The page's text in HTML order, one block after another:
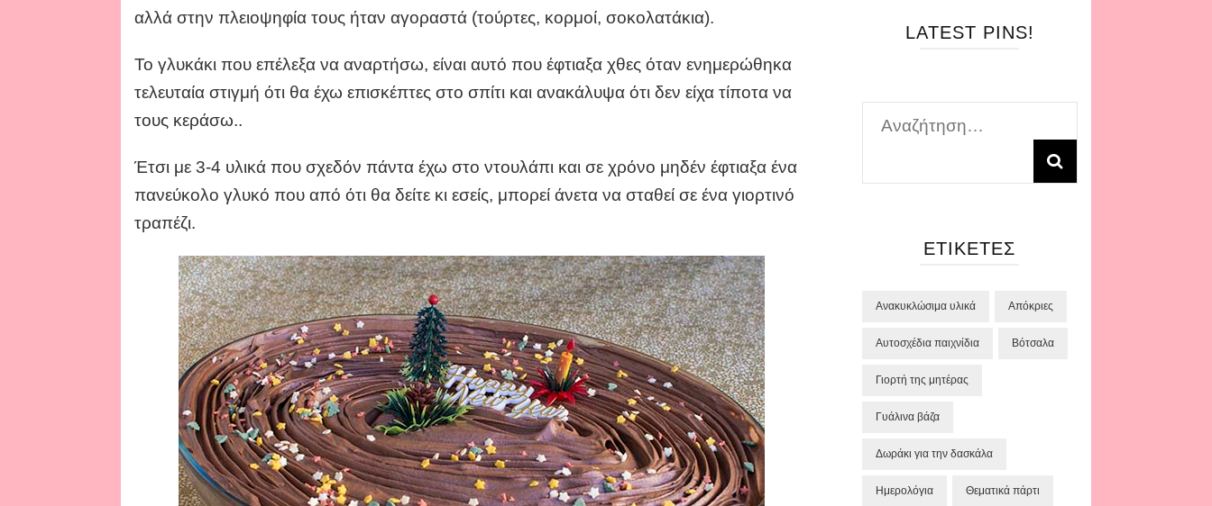
αλλά στην πλειοψηφία τους ήταν αγοραστά (τούρτες, κορμοί, σοκολατάκια).
Το γλυκάκι που επέλεξα να αναρτήσω, είναι αυτό που έφτιαξα χθες όταν ενημερώθηκα
τελευταία στιγμή ότι θα έχω επισκέπτες στο σπίτι και ανακάλυψα ότι δεν είχα τίποτα να
τους κεράσω..
Έτσι με 3-4 υλικά που σχεδόν πάντα έχω στο ντουλάπι και σε χρόνο μηδέν έφτιαξα ένα
πανεύκολο γλυκό που από ότι θα δείτε κι εσείς, μπορεί άνετα να σταθεί σε ένα γιορτινό
τραπέζι.
LATEST PINS!
Αναζήτηση
ΕΤΙΚΈΤΕΣ
Ανακυκλώσιμα υλικά Απόκριες
Αυτοσχέδια παιχνίδια Βότσαλα
Γιορτή της μητέρας
Γυάλινα βάζα
Δωράκι για την δασκάλα
Ημερολόγια Θεματικά πάρτι